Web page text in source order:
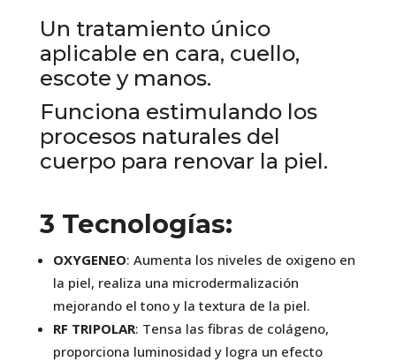
Un tratamiento único
aplicable en cara, cuello,
escote y manos.
Funciona estimulando los
procesos naturales del
cuerpo para renovar la piel.
3 Tecnologías:
OXYGENEO: Aumenta los niveles de oxigeno en
la piel, realiza una microdermalización
mejorando el tono y la textura de la piel.
RF TRIPOLAR: Tensa las fibras de colágeno,
proporciona luminosidad y logra un efecto